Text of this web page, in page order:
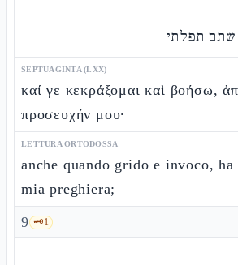
שתם תפלתי
SEPTUAGINTA (LXX)
καί γε κεκράξομαι καὶ βοήσω,
προσευχήν μου·
LETTURA ORTODOSSA
anche quando grido e invoco, ha
mia preghiera;
9 🗝️1